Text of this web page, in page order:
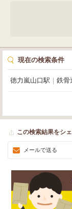
間で、あなたのビジネ
現在の検索条件
徳力嵐山口駅 鉄骨
この検索結果をシ
メールで送る